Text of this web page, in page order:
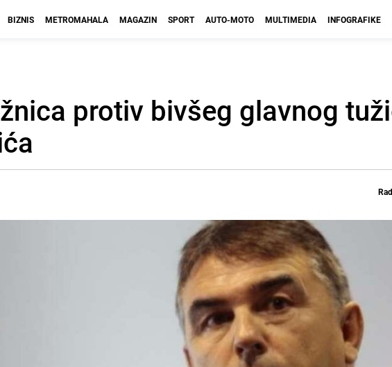
BIZNIS METROMAHALA MAGAZIN SPORT AUTO-MOTO MULTIMEDIA INFOGRAFIKE
protiv bivšeg glavnog